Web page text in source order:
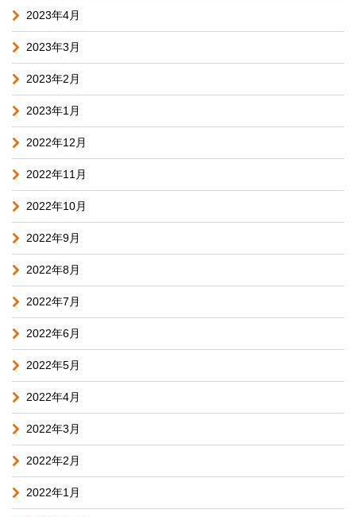
2023年4月
2023年3月
2023年2月
2023年1月
2022年12月
2022年11月
2022年10月
2022年9月
2022年8月
2022年7月
2022年6月
2022年5月
2022年4月
2022年3月
2022年2月
2022年1月